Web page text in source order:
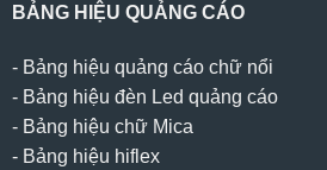
BẢNG HIỆU QUẢNG CÁO
- Bảng hiệu quảng cáo chữ nổi
- Bảng hiệu đèn Led quảng cáo
- Bảng hiệu chữ Mica
- Bảng hiệu hiflex